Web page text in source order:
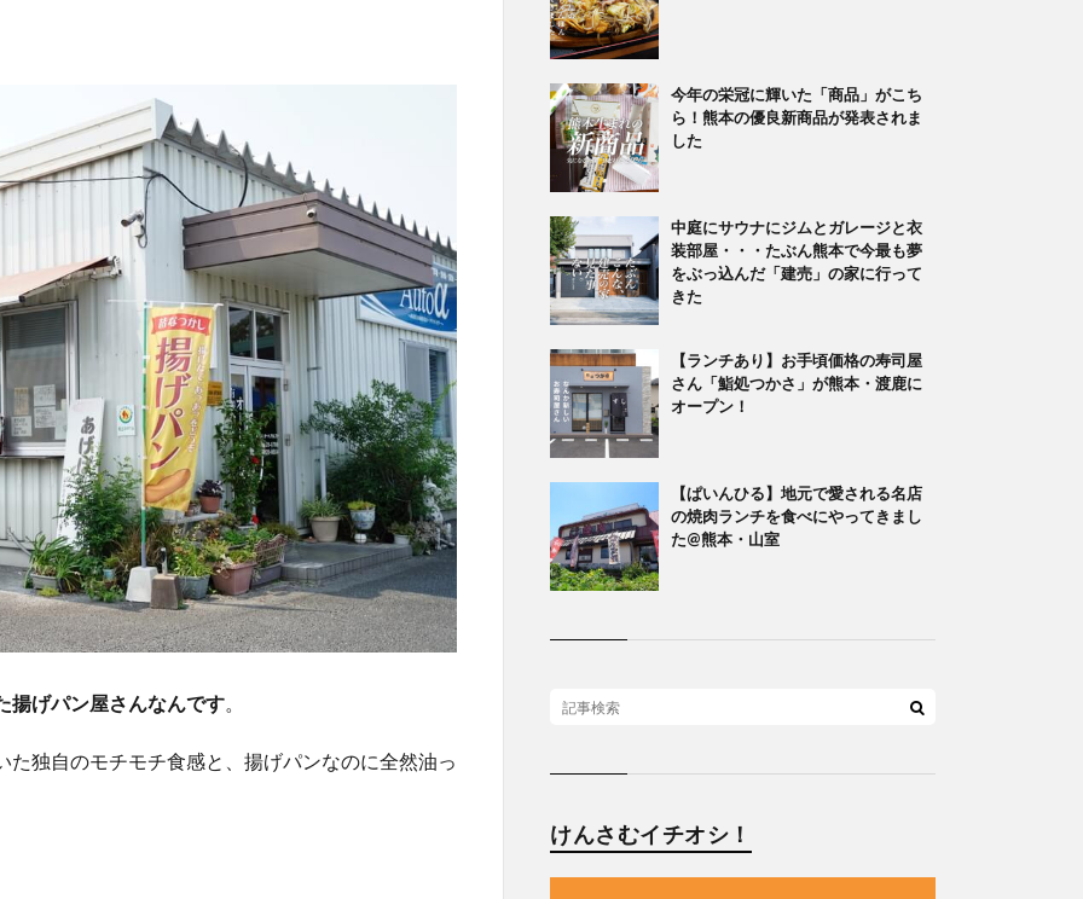
揚げパン屋さんなんです
独自のモチモチ食感と、揚げパンなのに全然油っ
今年の栄冠に輝いた「商品」がこち
ら！熊本の優良新商品が発表されま
した
中庭にサウナにジムとガレージと衣
装部屋・・・たぶん熊本で今最も夢
をぶっ込んだ「建売」の家に行って
きた
【ランチあり】お手頃価格の寿司屋
さん「鮨処つかさ」が熊本・渡鹿に
オープン！
【ぱいんひる】地元で愛される名店
の焼肉ランチを食べにやってきまし
た@熊本・山室
けんさむイチオシ！